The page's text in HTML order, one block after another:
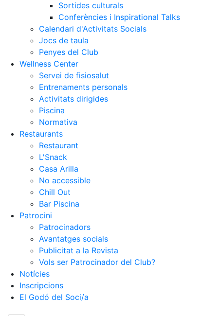
Sortides culturals
Conferències i Inspirational Talks
Calendari d'Activitats Socials
Jocs de taula
Penyes del Club
Wellness Center
Servei de fisiosalut
Entrenaments personals
Activitats dirigides
Piscina
Normativa
Restaurants
Restaurant
L'Snack
Casa Arilla
No accessible
Chill Out
Bar Piscina
Patrocini
Patrocinadors
Avantatges socials
Publicitat a la Revista
Vols ser Patrocinador del Club?
Notícies
Inscripcions
El Godó del Soci/a